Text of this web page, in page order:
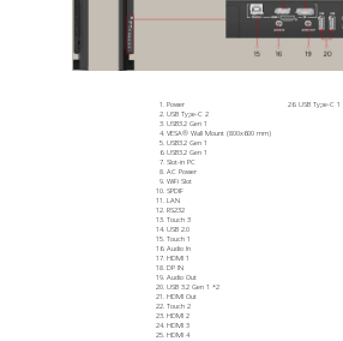
Power
USB Type-C 2
USB3.2 Gen 1
VESA® Wall Mount (800x600 mm)
USB3.2 Gen 1​
USB3.2 Gen 1​
Slot-in PC
AC Power
WiFi Slot
SPDIF
LAN
RS232
Touch 3
USB 2.0
Touch 1
Audio In
HDMI 1
DP IN
Audio Out
USB 3.2 Gen 1​ *2
HDMI Out
Touch 2
HDMI 2
HDMI 3
HDMI 4
USB Type-C 1